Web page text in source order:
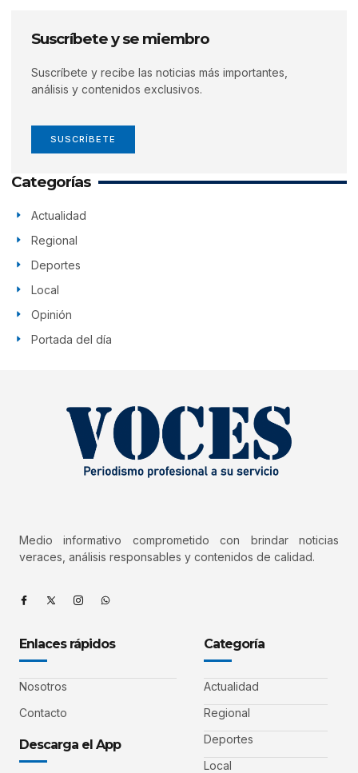
Suscríbete y se miembro
Suscríbete y recibe las noticias más importantes,
análisis y contenidos exclusivos.
SUSCRÍBETE
Categorías
Actualidad
Regional
Deportes
Local
Opinión
Portada del día
Medio informativo comprometido con brindar noticias
veraces, análisis responsables y contenidos de calidad.
Enlaces rápidos
Nosotros
Contacto
Descarga el App
Categoría
Actualidad
Regional
Deportes
Local